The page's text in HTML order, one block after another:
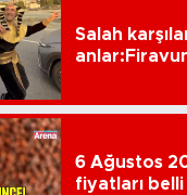
Salah
6 Ağustos
fiyatları